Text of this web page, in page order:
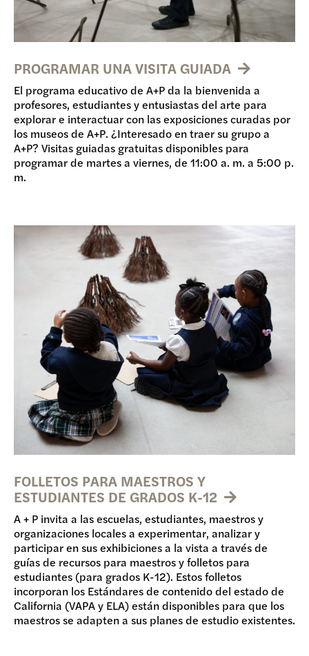
PROGRAMAR UNA VISITA GUIADA
El programa educativo de A+P da la bienvenida a
profesores, estudiantes y entusiastas del arte para
explorar e interactuar con las exposiciones curadas por
los museos de A+P. ¿Interesado en traer su grupo a
A+P? Visitas guiadas gratuitas disponibles para
programar de martes a viernes, de 11:00 a. m. a 5:00 p.
m.
FOLLETOS PARA MAESTROS Y
ESTUDIANTES DE GRADOS K-12
A + P invita a las escuelas, estudiantes, maestros y
organizaciones locales a experimentar, analizar y
participar en sus exhibiciones a la vista a través de
guías de recursos para maestros y folletos para
estudiantes (para grados K-12). Estos folletos
incorporan los Estándares de contenido del estado de
California (VAPA y ELA) están disponibles para que los
maestros se adapten a sus planes de estudio existentes.